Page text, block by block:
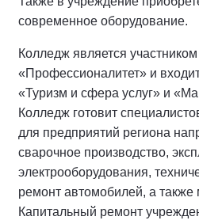
современное оборудование.
Колледж является
«Профессионалитет» и
«Туризм и сфера услуг» и
Колледж готовит
для предприятий региона
сварочное производство,
электрооборудования,
ремонт автомобилей, а
Капитальный ремонт